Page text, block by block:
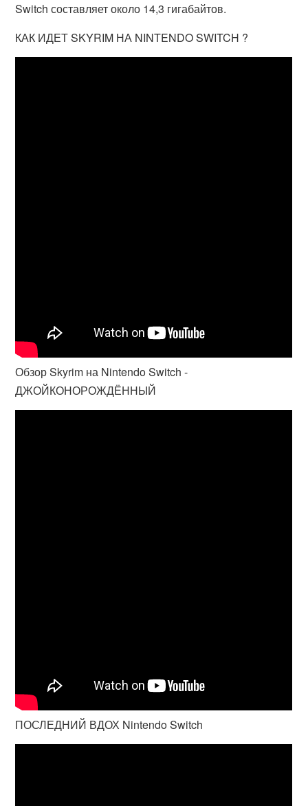
Switch составляет около 14,3 гигабайтов.
КАК ИДЕТ SKYRIM НА NINTENDO SWITCH ?
Обзор Skyrim на Nintendo Switch -
ДЖОЙКОНОРОЖДЁННЫЙ
ПОСЛЕДНИЙ ВДОХ Nintendo Switch